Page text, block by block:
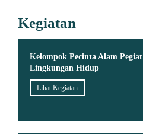
Kegiatan
Kelompok Pecinta Alam Pegiat
Lingkungan Hidup
Lihat Kegiatan